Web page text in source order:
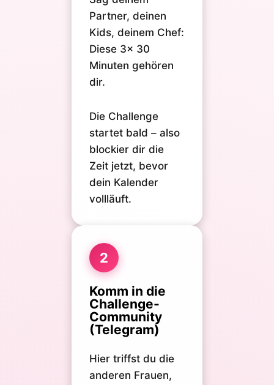
Partner, deinen
Kids, deinem Chef:
Diese 3x 30
Minuten gehören
dir.
Die Challenge
startet bald – also
blockier dir die
Zeit jetzt, bevor
dein Kalender
vollläuft.
2
Komm in die
Challenge-
Community
(Telegram)
Hier triffst du die
anderen Frauen,